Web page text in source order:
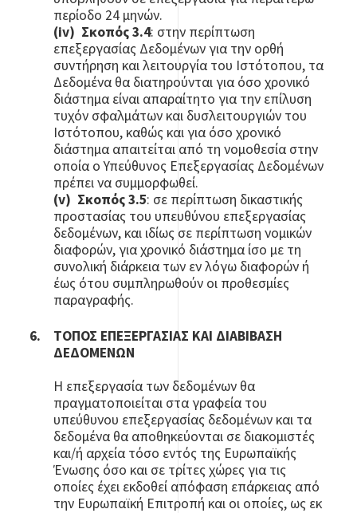
περίοδο 24 μηνών.
(iv) Σκοπός 3.4: στην περίπτωση
επεξεργασίας Δεδομένων για την ορθή
συντήρηση και λειτουργία του Ιστότοπου, τα
Δεδομένα θα διατηρούνται για όσο χρονικό
διάστημα είναι απαραίτητο για την επίλυση
τυχόν σφαλμάτων και δυσλειτουργιών του
Ιστότοπου, καθώς και για όσο χρονικό
διάστημα απαιτείται από τη νομοθεσία στην
οποία ο Υπεύθυνος Επεξεργασίας Δεδομένων
πρέπει να συμμορφωθεί.
(v) Σκοπός 3.5: σε περίπτωση δικαστικής
προστασίας του υπευθύνου επεξεργασίας
δεδομένων, και ιδίως σε περίπτωση νομικών
διαφορών, για χρονικό διάστημα ίσο με τη
συνολική διάρκεια των εν λόγω διαφορών ή
έως ότου συμπληρωθούν οι προθεσμίες
παραγραφής.
ΤΟΠΟΣ ΕΠΕΞΕΡΓΑΣΙΑΣ ΚΑΙ ΔΙΑΒΙΒΑΣΗ
ΔΕΔΟΜΕΝΩΝ
Η επεξεργασία των δεδομένων θα
πραγματοποιείται στα γραφεία του
υπεύθυνου επεξεργασίας δεδομένων και τα
δεδομένα θα αποθηκεύονται σε διακομιστές
και/ή αρχεία τόσο εντός της Ευρωπαϊκής
Ένωσης όσο και σε τρίτες χώρες για τις
οποίες έχει εκδοθεί απόφαση επάρκειας από
την Ευρωπαϊκή Επιτροπή και οι οποίες, ως εκ